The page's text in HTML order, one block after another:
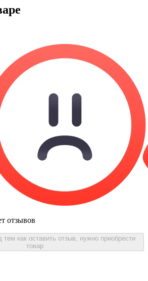
отзывов
тем как оставить отзыв, нужно приобрести
товар